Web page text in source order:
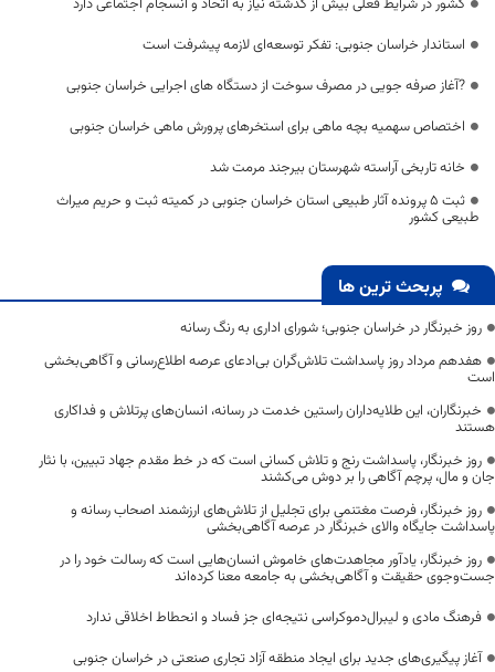
کشور در شرایط فعلی بیش از گذشته نیاز به اتحاد و انسجام اجتماعی دارد
استاندار خراسان جنوبی: تفکر توسعه‌ای لازمه پیشرفت است
?آغاز صرفه جویی در مصرف سوخت از دستگاه های اجرایی خراسان جنوبی
اختصاص سهمیه بچه ماهی برای استخرهای پرورش ماهی خراسان جنوبی
خانه تاربخی آراسته شهرستان بیرجند مرمت شد
ثبت 5 پرونده آثار طبیعی استان خراسان جنوبی در کمیته ثبت و حریم میراث
طبیعی کشور
پربحث ترین ها
روز خبرنگار در خراسان جنوبی؛ شورای اداری به رنگ رسانه
هفدهم مرداد روز پاسداشت تلاش‌گران بی‌ادعای عرصه اطلاع‌رسانی و آگاهی‌بخشی
است
خبرنگاران، این طلایه‌داران راستین خدمت در رسانه، انسان‌های پرتلاش و فداکاری
هستند
روز خبرنگار، پاسداشت رنج و تلاش کسانی است که در خط مقدم جهاد تبیین، با نثار
جان و مال، پرچم آگاهی را بر دوش می‌کشند
روز خبرنگار، فرصت مغتنمی برای تجلیل از تلاش‌های ارزشمند اصحاب رسانه و
پاسداشت جایگاه والای خبرنگار در عرصه آگاهی‌بخشی
روز خبرنگار، یادآور مجاهدت‌های خاموش انسان‌هایی است که رسالت خود را در
جست‌وجوی حقیقت و آگاهی‌بخشی به جامعه معنا کرده‌اند
فرهنگ مادی و لیبرال‌دموکراسی نتیجه‌ای جز فساد و انحطاط اخلاقی ندارد
آغاز پیگیری‌های جدید برای ایجاد منطقه آزاد تجاری صنعتی در خراسان جنوبی